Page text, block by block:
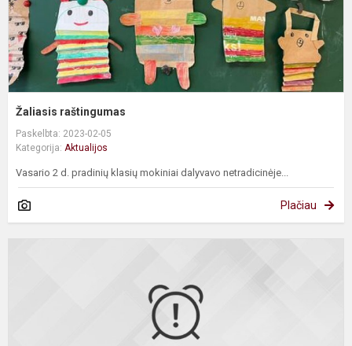
Žaliasis raštingumas
Paskelbta: 2023-02-05
Kategorija: Aktualijos
Vasario 2 d. pradinių klasių mokiniai dalyvavo netradicinėje...
Plačiau